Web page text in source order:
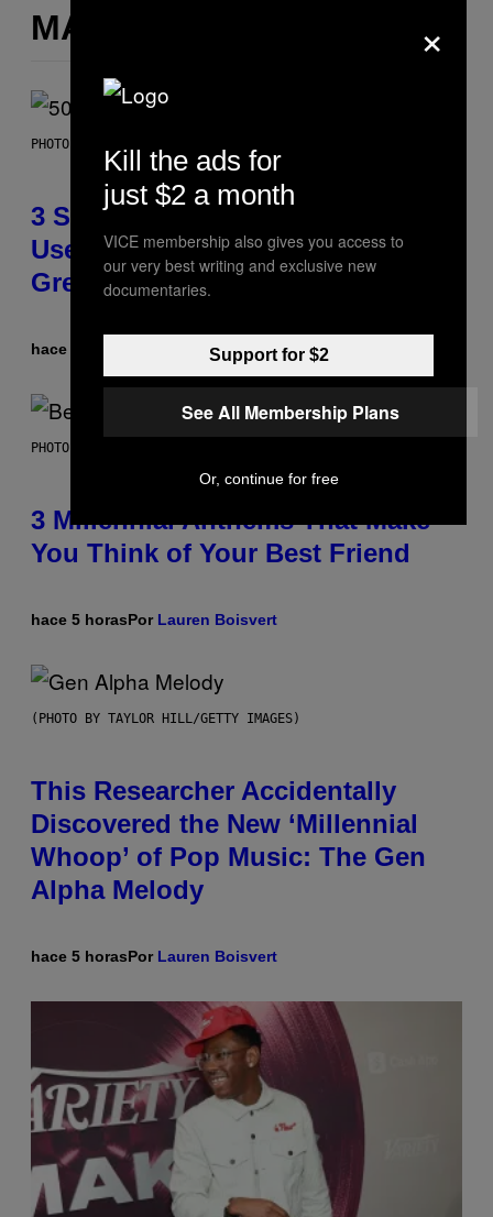
MÁS DE LO MISMO
PHOTO BY GREGORY BOJORQUEZ/GETTY IMAGES
3 Songs That Were Commonly
Used As a Ringtone or Voicemail
Greeting in the 2000s
hace 4 horas Dan Milam
PHOTO BY KEVIN WINTER/GETTY IMAGES FOR RADIO DISNEY
3 Millennial Anthems That Make
You Think of Your Best Friend
hace 5 horasPor Lauren Boisvert
(PHOTO BY TAYLOR HILL/GETTY IMAGES)
This Researcher Accidentally
Discovered the New ‘Millennial
Whoop’ of Pop Music: The Gen
Alpha Melody
hace 5 horasPor Lauren Boisvert
×
Kill the ads for
just $2 a month
VICE membership also gives you access to
our very best writing and exclusive new
documentaries.
Support for $2
See All Membership Plans
Or, continue for free